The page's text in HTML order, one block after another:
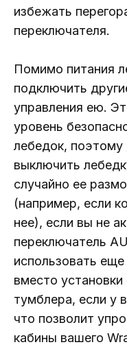
избежать
переключателя.
Помимо питания
подключить
управления ею.
уровень
лебедок,
выключить
случайно ее
(например, если
нее), если вы не
переключатель
использовать
вместо
тумблера, если у
что позволит
кабины вашего